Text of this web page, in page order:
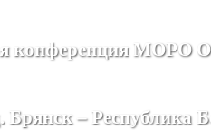
я конференция
Брянск – Республика